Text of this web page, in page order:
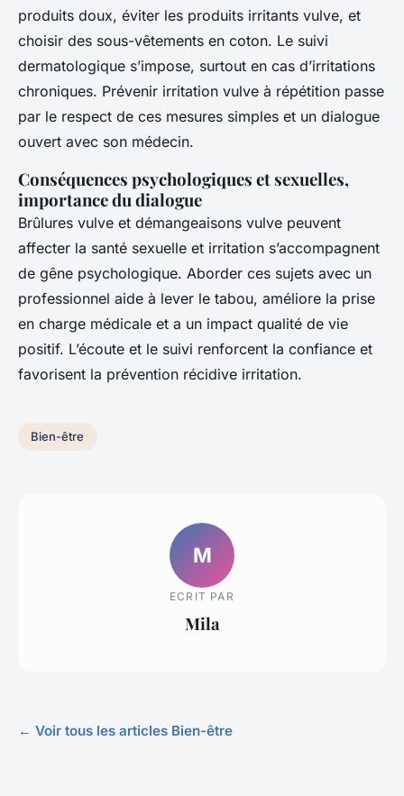
produits doux, éviter les produits irritants vulve, et
choisir des sous-vêtements en coton. Le suivi
dermatologique s’impose, surtout en cas d’irritations
chroniques. Prévenir irritation vulve à répétition passe
par le respect de ces mesures simples et un dialogue
ouvert avec son médecin.
Conséquences psychologiques et sexuelles,
importance du dialogue
Brûlures vulve et démangeaisons vulve peuvent
affecter la santé sexuelle et irritation s’accompagnent
de gêne psychologique. Aborder ces sujets avec un
professionnel aide à lever le tabou, améliore la prise
en charge médicale et a un impact qualité de vie
positif. L’écoute et le suivi renforcent la confiance et
favorisent la prévention récidive irritation.
Bien-être
M
ECRIT PAR
Mila
← Voir tous les articles Bien-être